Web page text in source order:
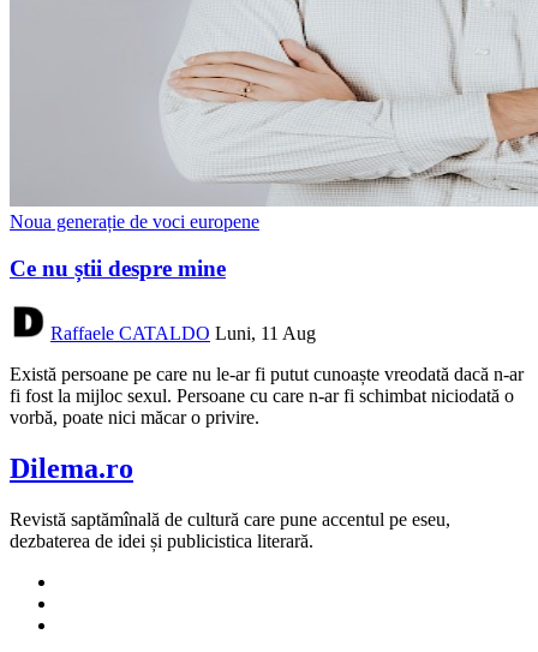
Noua generație de voci europene
Ce nu știi despre mine
Raffaele CATALDO Luni, 11 Aug
Există persoane pe care nu le-ar fi putut cunoaște vreodată dacă n-ar
fi fost la mijloc sexul. Persoane cu care n-ar fi schimbat niciodată o
vorbă, poate nici măcar o privire.
Dilema.ro
Revistă saptămînală de cultură care pune accentul pe eseu,
dezbaterea de idei și publicistica literară.